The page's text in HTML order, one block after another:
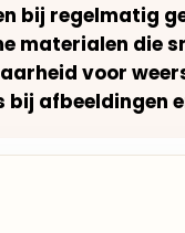
bij regelmatig
materialen die
voor
afbeeldingen